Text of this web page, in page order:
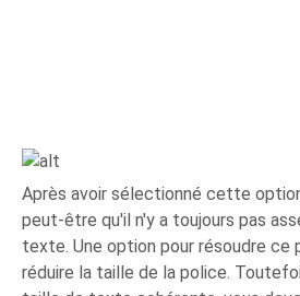
Après avoir sélectionné cette
peut-être qu'il n'y a toujours pas
texte. Une option pour résoudre ce
réduire la taille de la police.